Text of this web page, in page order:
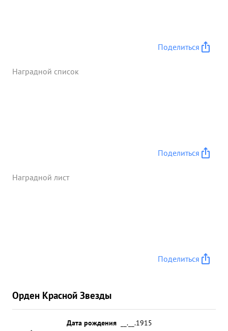
Поделиться
Наградной список
Поделиться
Наградной лист
Поделиться
Орден Красной Звезды
Дата рождения
__.__.1915